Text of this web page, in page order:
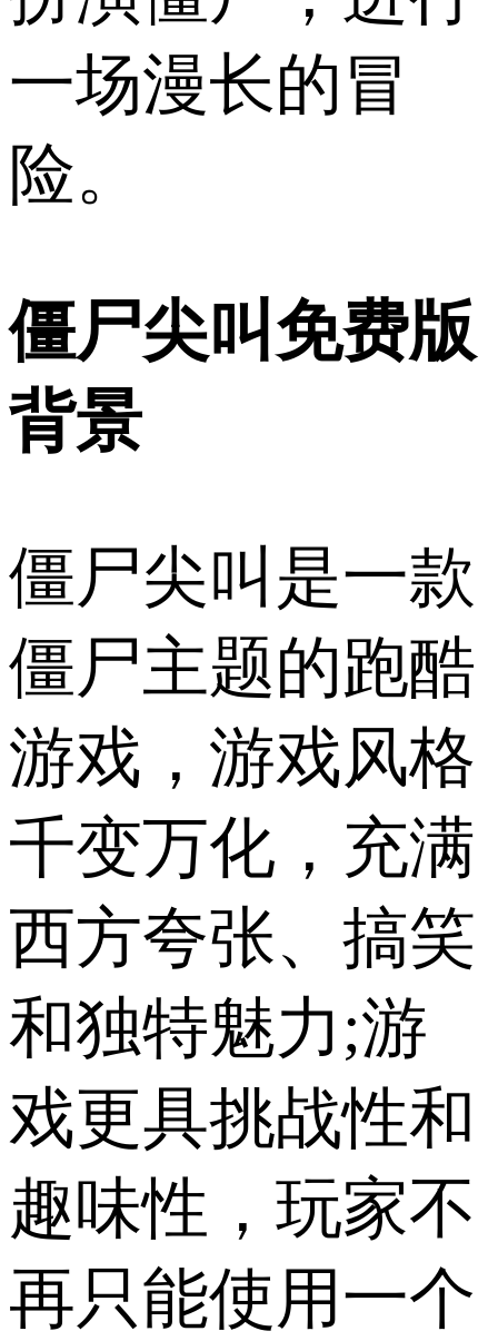
一场漫长的冒
险。
僵尸尖叫免费版
背景
僵尸尖叫是一款
僵尸主题的跑酷
游戏，游戏风格
千变万化，充满
西方夸张、搞笑
和独特魅力;游
戏更具挑战性和
趣味性，玩家不
再只能使用一个